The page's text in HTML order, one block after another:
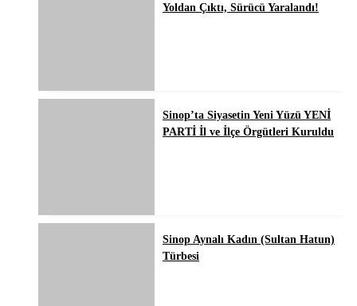
Yoldan Çıktı, Sürücü Yaralandı!
Sinop’ta Siyasetin Yeni Yüzü YENİ
PARTİ İl ve İlçe Örgütleri Kuruldu
Sinop Aynalı Kadın (Sultan Hatun)
Türbesi